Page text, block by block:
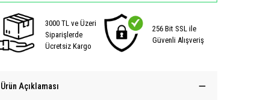
3000 TL ve Üzeri
Siparişlerde
Ücretsiz Kargo
256 Bit SSL ile
Güvenli Alışveriş
Ürün Açıklaması